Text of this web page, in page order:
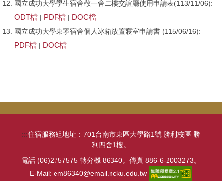
國立成功大學學生宿舍敬一舍二樓交誼廳使用申請表(113/11/06):
ODT檔 | PDF檔 | DOC檔
國立成功大學東寧宿舍個人冰箱放置寢室申請書 (115/06/16):
PDF檔 | DOC檔
:::住宿服務組地址：701台南市東區大學路1號 勝利校區 勝
利四舍1樓。
電話 (06)2757575 轉分機 86340。傳真 886-6-2003273。
E-Mail: em86340@email.ncku.edu.tw